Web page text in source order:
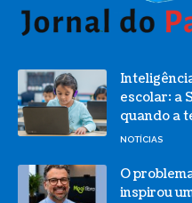
escolar: a
quando a
NOTÍCIAS
O
inspirou